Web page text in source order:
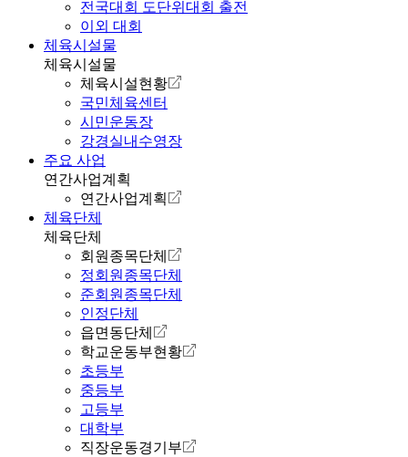
전국대회 도단위대회 출전
이외 대회
체육시설물
체육시설물
체육시설현황
국민체육센터
시민운동장
강경실내수영장
주요 사업
연간사업계획
연간사업계획
체육단체
체육단체
회원종목단체
정회원종목단체
준회원종목단체
인정단체
읍면동단체
학교운동부현황
초등부
중등부
고등부
대학부
직장운동경기부